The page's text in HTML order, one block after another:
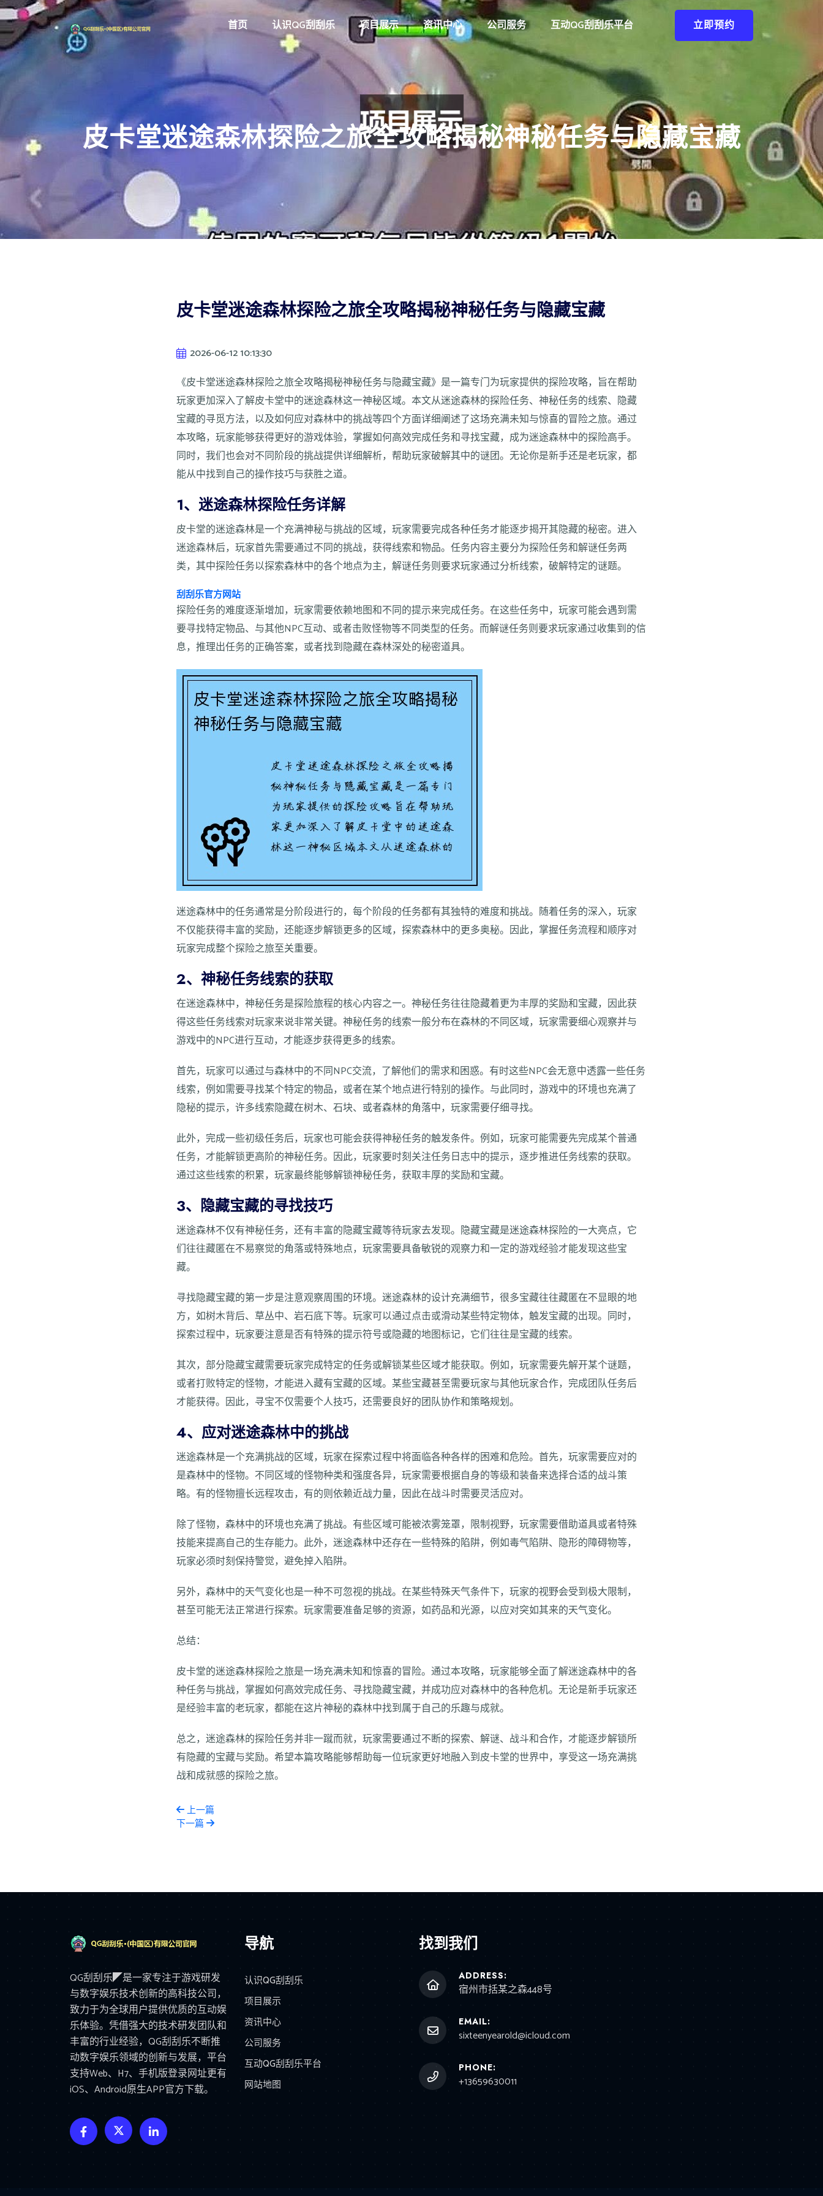
立即预约
首页 认识QG刮刮乐 项目展示 资讯中心 公司服务 互动QG刮刮乐平台
皮卡堂迷途森林探险之旅全攻略揭秘神秘任务与隐藏宝藏
皮卡堂迷途森林探险之旅全攻略揭秘神秘任务与隐藏宝藏
2026-06-12 10:13:30
《皮卡堂迷途森林探险之旅全攻略揭秘神秘任务与隐藏宝藏》是一篇专门为玩家提供的探险攻略，旨在帮助
玩家更加深入了解皮卡堂中的迷途森林这一神秘区域。本文从迷途森林的探险任务、神秘任务的线索、隐藏
宝藏的寻觅方法，以及如何应对森林中的挑战等四个方面详细阐述了这场充满未知与惊喜的冒险之旅。通过
本攻略，玩家能够获得更好的游戏体验，掌握如何高效完成任务和寻找宝藏，成为迷途森林中的探险高手。
同时，我们也会对不同阶段的挑战提供详细解析，帮助玩家破解其中的谜团。无论你是新手还是老玩家，都
能从中找到自己的操作技巧与获胜之道。
1、迷途森林探险任务详解
皮卡堂的迷途森林是一个充满神秘与挑战的区域，玩家需要完成各种任务才能逐步揭开其隐藏的秘密。进入
迷途森林后，玩家首先需要通过不同的挑战，获得线索和物品。任务内容主要分为探险任务和解谜任务两
类，其中探险任务以探索森林中的各个地点为主，解谜任务则要求玩家通过分析线索，破解特定的谜题。
刮刮乐官方网站
探险任务的难度逐渐增加，玩家需要依赖地图和不同的提示来完成任务。在这些任务中，玩家可能会遇到需
要寻找特定物品、与其他NPC互动、或者击败怪物等不同类型的任务。而解谜任务则要求玩家通过收集到的信
息，推理出任务的正确答案，或者找到隐藏在森林深处的秘密道具。
迷途森林中的任务通常是分阶段进行的，每个阶段的任务都有其独特的难度和挑战。随着任务的深入，玩家
不仅能获得丰富的奖励，还能逐步解锁更多的区域，探索森林中的更多奥秘。因此，掌握任务流程和顺序对
玩家完成整个探险之旅至关重要。
2、神秘任务线索的获取
在迷途森林中，神秘任务是探险旅程的核心内容之一。神秘任务往往隐藏着更为丰厚的奖励和宝藏，因此获
得这些任务线索对玩家来说非常关键。神秘任务的线索一般分布在森林的不同区域，玩家需要细心观察并与
游戏中的NPC进行互动，才能逐步获得更多的线索。
首先，玩家可以通过与森林中的不同NPC交流，了解他们的需求和困惑。有时这些NPC会无意中透露一些任务
线索，例如需要寻找某个特定的物品，或者在某个地点进行特别的操作。与此同时，游戏中的环境也充满了
隐秘的提示，许多线索隐藏在树木、石块、或者森林的角落中，玩家需要仔细寻找。
此外，完成一些初级任务后，玩家也可能会获得神秘任务的触发条件。例如，玩家可能需要先完成某个普通
任务，才能解锁更高阶的神秘任务。因此，玩家要时刻关注任务日志中的提示，逐步推进任务线索的获取。
通过这些线索的积累，玩家最终能够解锁神秘任务，获取丰厚的奖励和宝藏。
3、隐藏宝藏的寻找技巧
迷途森林不仅有神秘任务，还有丰富的隐藏宝藏等待玩家去发现。隐藏宝藏是迷途森林探险的一大亮点，它
们往往藏匿在不易察觉的角落或特殊地点，玩家需要具备敏锐的观察力和一定的游戏经验才能发现这些宝
藏。
寻找隐藏宝藏的第一步是注意观察周围的环境。迷途森林的设计充满细节，很多宝藏往往藏匿在不显眼的地
方，如树木背后、草丛中、岩石底下等。玩家可以通过点击或滑动某些特定物体，触发宝藏的出现。同时，
探索过程中，玩家要注意是否有特殊的提示符号或隐藏的地图标记，它们往往是宝藏的线索。
其次，部分隐藏宝藏需要玩家完成特定的任务或解锁某些区域才能获取。例如，玩家需要先解开某个谜题，
或者打败特定的怪物，才能进入藏有宝藏的区域。某些宝藏甚至需要玩家与其他玩家合作，完成团队任务后
才能获得。因此，寻宝不仅需要个人技巧，还需要良好的团队协作和策略规划。
4、应对迷途森林中的挑战
迷途森林是一个充满挑战的区域，玩家在探索过程中将面临各种各样的困难和危险。首先，玩家需要应对的
是森林中的怪物。不同区域的怪物种类和强度各异，玩家需要根据自身的等级和装备来选择合适的战斗策
略。有的怪物擅长远程攻击，有的则依赖近战力量，因此在战斗时需要灵活应对。
除了怪物，森林中的环境也充满了挑战。有些区域可能被浓雾笼罩，限制视野，玩家需要借助道具或者特殊
技能来提高自己的生存能力。此外，迷途森林中还存在一些特殊的陷阱，例如毒气陷阱、隐形的障碍物等，
玩家必须时刻保持警觉，避免掉入陷阱。
另外，森林中的天气变化也是一种不可忽视的挑战。在某些特殊天气条件下，玩家的视野会受到极大限制，
甚至可能无法正常进行探索。玩家需要准备足够的资源，如药品和光源，以应对突如其来的天气变化。
总结：
皮卡堂的迷途森林探险之旅是一场充满未知和惊喜的冒险。通过本攻略，玩家能够全面了解迷途森林中的各
种任务与挑战，掌握如何高效完成任务、寻找隐藏宝藏，并成功应对森林中的各种危机。无论是新手玩家还
是经验丰富的老玩家，都能在这片神秘的森林中找到属于自己的乐趣与成就。
总之，迷途森林的探险任务并非一蹴而就，玩家需要通过不断的探索、解谜、战斗和合作，才能逐步解锁所
有隐藏的宝藏与奖励。希望本篇攻略能够帮助每一位玩家更好地融入到皮卡堂的世界中，享受这一场充满挑
战和成就感的探险之旅。
上一篇
下一篇
QG刮刮乐◤是一家专注于游戏研发
与数字娱乐技术创新的高科技公司，
致力于为全球用户提供优质的互动娱
乐体验。凭借强大的技术研发团队和
丰富的行业经验，QG刮刮乐不断推
动数字娱乐领域的创新与发展，平台
支持Web、H7、手机版登录网址更有
iOS、Android原生APP官方下载。
导航
认识QG刮刮乐
项目展示
资讯中心
公司服务
互动QG刮刮乐平台
网站地图
找到我们
ADDRESS:
宿州市括某之森448号
EMAIL:
sixteenyearold@icloud.com
PHONE:
+13659630011